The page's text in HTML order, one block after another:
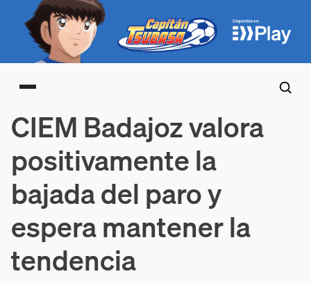
Main menu
CIEM Badajoz valora
positivamente la
bajada del paro y
espera mantener la
tendencia